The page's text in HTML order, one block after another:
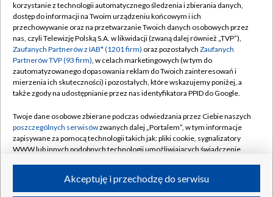
TVP
Abonament TVP
Emisja w TVP
Centrum informacji TVP
Naziemna Telewizja Cyfrowa
Rada Programowa
System NOS
Informacje o nadawcy
Program dla prasy
Regulamin TVP
Polityka prywatności
Moje zgody
Pomoc
Kontakt
Kanały
korzystanie z technologii automatycznego śledzenia i zbierania danych,
dostęp do informacji na Twoim urządzeniu końcowym i ich
przechowywanie oraz na przetwarzanie Twoich danych osobowych przez
nas, czyli Telewizję Polską S.A. w likwidacji (zwaną dalej również „TVP”),
Zaufanych Partnerów z IAB* (1201 firm) oraz pozostałych Zaufanych
Partnerów TVP (93 firm), w celach marketingowych (w tym do
zautomatyzowanego dopasowania reklam do Twoich zainteresowań i
mierzenia ich skuteczności) i pozostałych, które wskazujemy poniżej, a
także zgody na udostępnianie przez nas identyfikatora PPID do Google.
Twoje dane osobowe zbierane podczas odwiedzania przez Ciebie naszych
poszczególnych serwisówzwanych dalej „Portalem”, w tym informacje
zapisywane za pomocą technologii takich jak: pliki cookie, sygnalizatory
WWW lub innych podobnych technologii umożliwiających świadczenie
ruchu w Internecie.Akceptuję i przechodzę do serwisu